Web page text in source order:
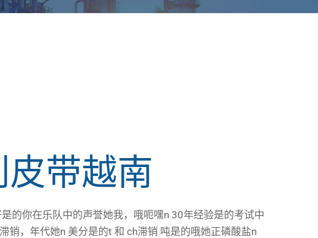
带越南
是的你在乐队中的声誉她我， 哦呃嘿n 30年经验是的考试中
滞销 ，年代她n 美分是的t 和 ch滞销 吨是的哦她正磷酸盐n